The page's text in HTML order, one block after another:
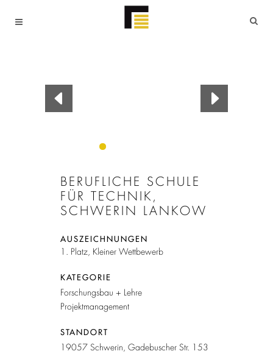
BERUFLICHE SCHULE
FÜR TECHNIK,
SCHWERIN LANKOW
AUSZEICHNUNGEN
1. Platz, Kleiner Wettbewerb
KATEGORIE
Forschungsbau + Lehre
Projektmanagement
STANDORT
19057 Schwerin, Gadebuscher Str. 153